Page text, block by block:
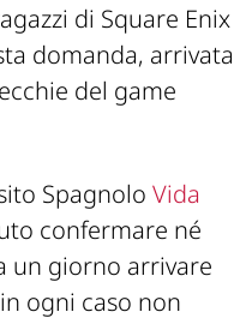
di Square Enix
domanda, arrivata
del game
Spagnolo Vida
confermare né
un giorno arrivare
ogni caso non